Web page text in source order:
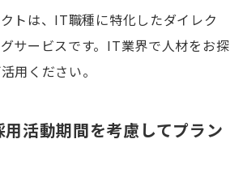
トは、IT職種に特化したダイレク
サービスです。IT業界で人材をお探
用ください。
活動期間を考慮してプラン